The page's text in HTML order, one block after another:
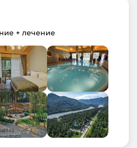
+ лечение